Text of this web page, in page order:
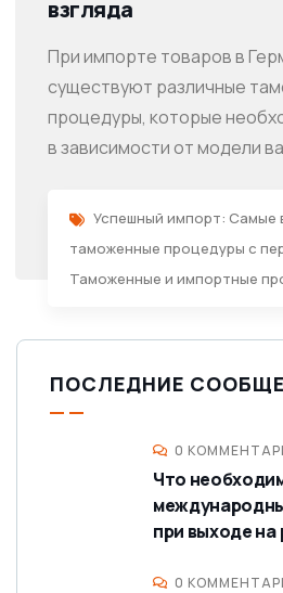
взгляда
При импорте товаров в
существуют различные
процедуры, которые
в зависимости от модели
Успешный импорт: Самые
таможенные процедуры с
Таможенные и импортные
ПОСЛЕДНИЕ
0
Что
при выходе на
0